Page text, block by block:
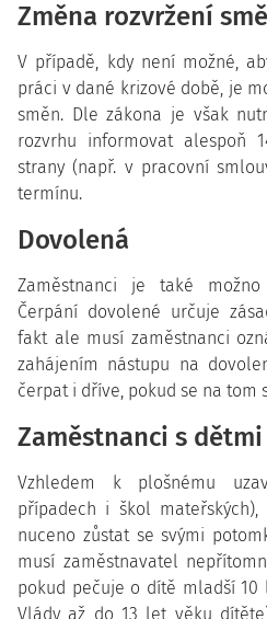
Změna rozvržení
V případě, kdy není možné,
práci v dané krizové době, je
směn. Dle zákona je však
rozvrhu informovat alespoň
strany (např. v pracovní
termínu.
Dovolená
Zaměstnanci je také
Čerpání dovolené určuje
fakt ale musí zaměstnanci
zahájením nástupu na
čerpat i dříve, pokud se na tom
Zaměstnanci s dětmi
Vzhledem k plošnému
případech i škol mateřských),
nuceno zůstat se svými
musí zaměstnavatel
pokud pečuje o dítě mladší
Vlády až do 13 let věku